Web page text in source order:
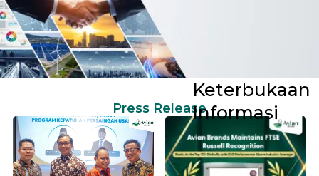
Keterbukaan
Informasi
Press Release